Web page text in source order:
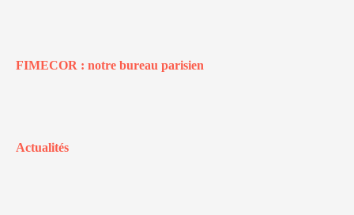
FIMECOR : notre bureau parisien
Actualités